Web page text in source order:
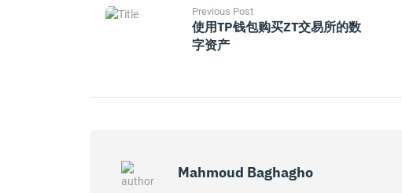
Previous Post
使用TP钱包购买ZT交易所的数
字资产
Mahmoud Baghagho